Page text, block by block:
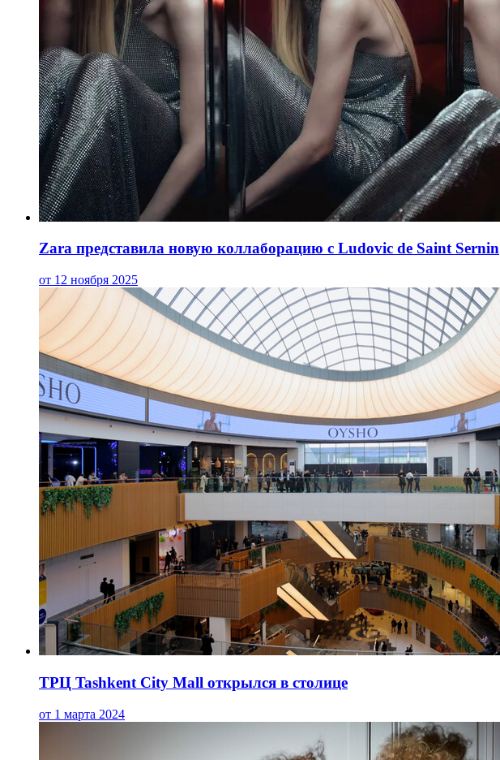
Zara представила новую коллаборацию с Ludovic de Saint Sernin
от 12 ноября 2025
ТРЦ Tashkent City Mall открылся в столице
от 1 марта 2024